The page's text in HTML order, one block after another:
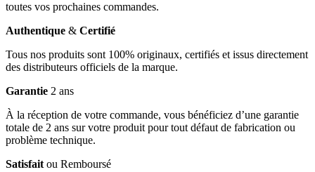
toutes vos prochaines commandes.
Authentique & Certifié
Tous nos produits sont 100% originaux, certifiés et issus directement
des distributeurs officiels de la marque.
Garantie 2 ans
À la réception de votre commande, vous bénéficiez d’une garantie
totale de 2 ans sur votre produit pour tout défaut de fabrication ou
problème technique.
Satisfait ou Remboursé